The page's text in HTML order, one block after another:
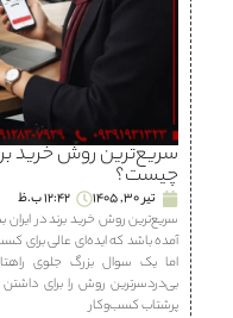
سریع‌ترین روش خرید
چیست؟
تیر 30, 1405
12:42 ب.ظ
سریع‌ترین روش خرید برند در
آمده باشد که ایده‌ای عالی برای
اما یک سوال بزرگ جلوی
بی‌دردسرترین روش را برای داشتن
پرشتاب کسب‌وکار